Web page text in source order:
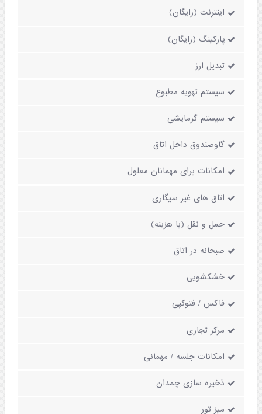
اینترنت (رایگان)
پارکینگ (رایگان)
تبدیل ارز
سیستم تهویه مطبوع
سیستم گرمایشی
گاوصندوق داخل اتاق
امکانات برای مهمانان معلول
اتاق های غیر سیگاری
حمل و نقل (با هزینه)
صبحانه در اتاق
خشکشویی
فاکس / فتوکپی
مرکز تجاری
امکانات جلسه / مهمانی
ذخیره سازی چمدان
میز تور